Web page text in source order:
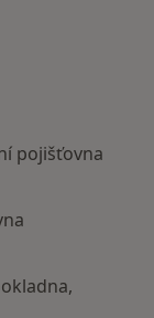
pojišťovna